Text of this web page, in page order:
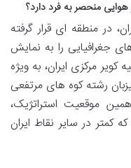
هوایی منحصر به فرد دارد؟
در منطقه ای قرار گرفته
جغرافیایی را به نمایش
مرکزی ایران، به ویژه
رشته کوه های مرتفعی
موقعیت استراتژیک،
کمتر در سایر نقاط ایران